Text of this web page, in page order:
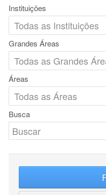
Instituições
Grandes Áreas
Áreas
Busca